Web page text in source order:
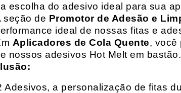
escolha do adesivo ideal para sua
seção de Promotor de Adesão e
ideal de nossas fitas e
Aplicadores de Cola Quente, você
nossos adesivos Hot Melt em bastão.
Adesivos, a personalização de fitas